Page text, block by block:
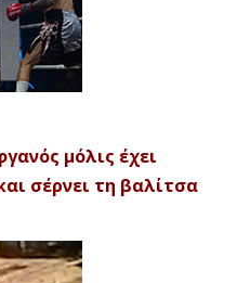
μόλις έχει
σέρνει τη βαλίτσα